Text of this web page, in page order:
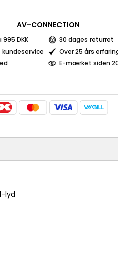
AV-CONNECTION
DKK
30 dages returret
Over 25 års
E-mærket siden
lyd